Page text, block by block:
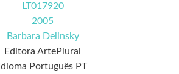
LT017920
2005
Barbara Delinsky
Editora ArtePlural
Idioma Português PT